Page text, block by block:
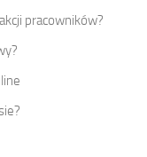
pracowników?